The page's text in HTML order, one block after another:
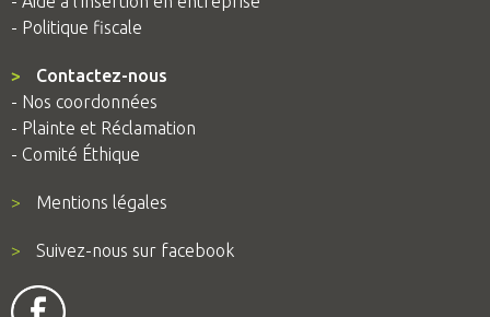
- Politique fiscale
>
Contactez-nous
- Nos coordonnées
- Plainte et Réclamation
- Comité Éthique
> Mentions légales
> Suivez-nous sur facebook